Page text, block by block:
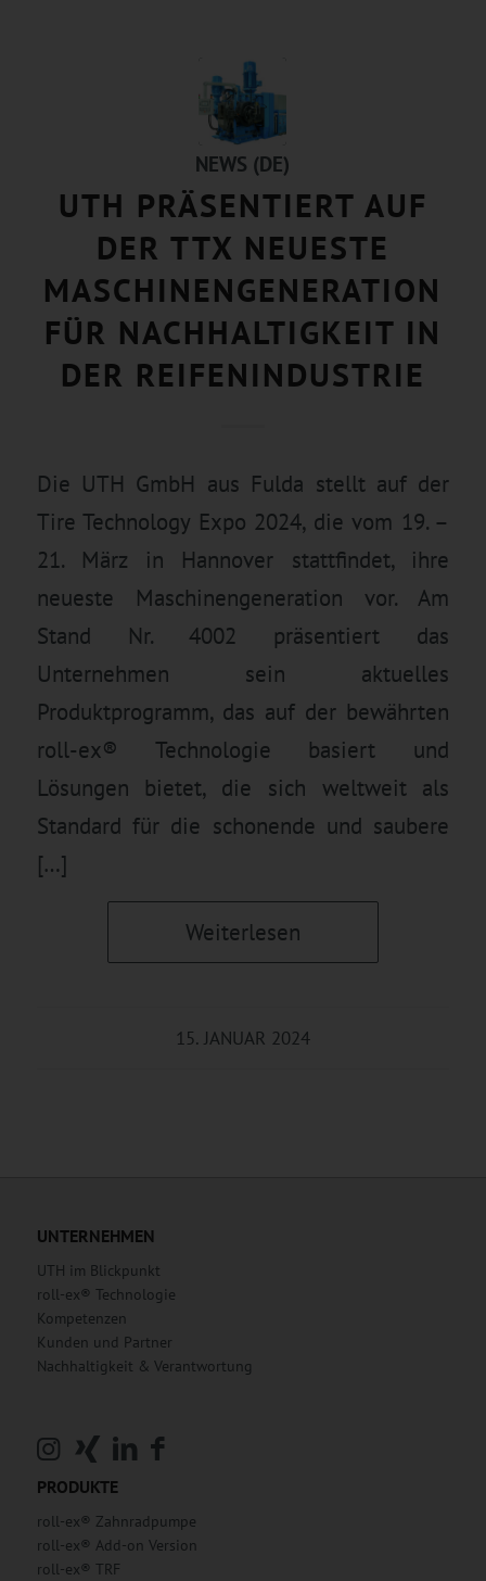
NEWS (DE)
UTH PRÄSENTIERT AUF
DER TTX NEUESTE
MASCHINENGENERATION
FÜR NACHHALTIGKEIT IN
DER REIFENINDUSTRIE
Die UTH GmbH aus Fulda stellt auf der
Tire Technology Expo 2024, die vom 19. –
21. März in Hannover stattfindet, ihre
neueste Maschinengeneration vor. Am
Stand Nr. 4002 präsentiert das
Unternehmen sein aktuelles
Produktprogramm, das auf der bewährten
roll-ex® Technologie basiert und
Lösungen bietet, die sich weltweit als
Standard für die schonende und saubere
[…]
Weiterlesen
15. JANUAR 2024
UNTERNEHMEN
UTH im Blickpunkt
roll-ex® Technologie
Kompetenzen
Kunden und Partner
Nachhaltigkeit & Verantwortung
PRODUKTE
roll-ex® Zahnradpumpe
roll-ex® Add-on Version
roll-ex® TRF